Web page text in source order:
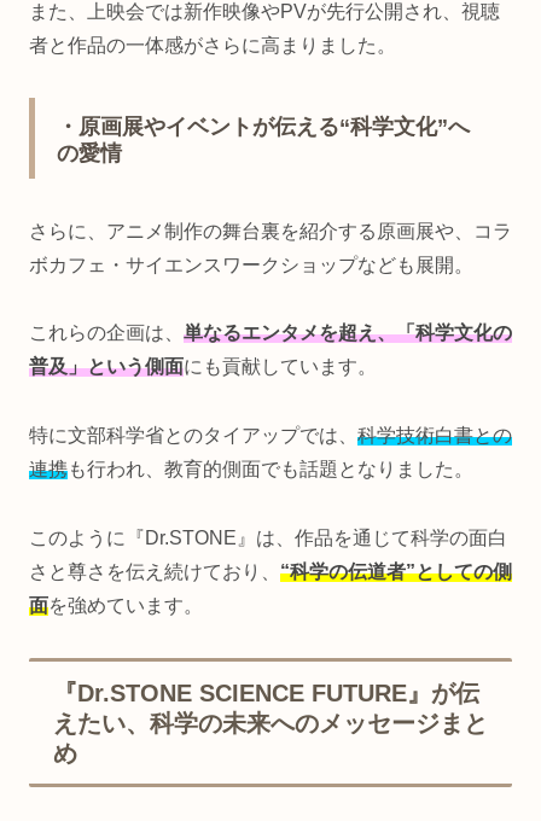
また、上映会では新作映像やPVが先行公開され、視聴
者と作品の一体感がさらに高まりました。
・原画展やイベントが伝える“科学文化”へ
の愛情
さらに、アニメ制作の舞台裏を紹介する原画展や、コラ
ボカフェ・サイエンスワークショップなども展開。
これらの企画は、 単なるエンタメを超え、「科学文化の
普及」という側面にも貢献しています。
特に文部科学省とのタイアップでは、 科学技術白書との
連携も行われ、教育的側面でも話題となりました。
このように『Dr.STONE』は、作品を通じて科学の面白
さと尊さを伝え続けており、 “科学の伝道者”としての側
面を強めています。
『Dr.STONE SCIENCE FUTURE』が伝
えたい、科学の未来へのメッセージまと
め